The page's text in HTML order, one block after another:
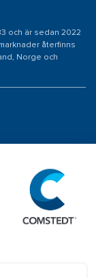
och är sedan 2022
återfinns
Norge och